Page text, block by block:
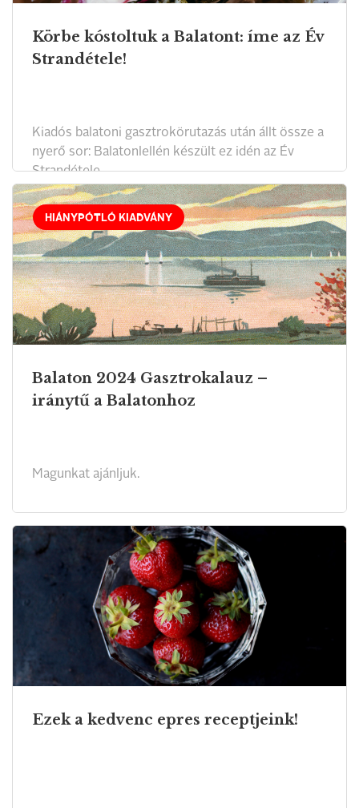
Körbe kóstoltuk a Balatont: íme az Év
Strandétele!
Kiadós balatoni gasztrokörutazás után állt össze a
nyerő sor: Balatonlellén készült ez idén az Év
Strandétele.
HIÁNYPÓTLÓ KIADVÁNY
Balaton 2024 Gasztrokalauz –
iránytű a Balatonhoz
Magunkat ajánljuk.
Ezek a kedvenc epres receptjeink!